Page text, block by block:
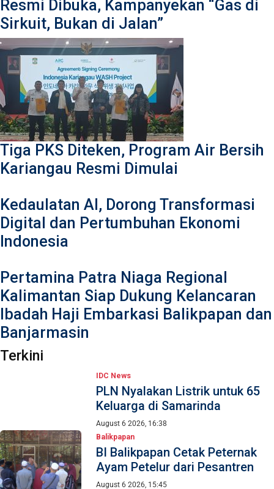
Resmi Dibuka, Kampanyekan “Gas di
Sirkuit, Bukan di Jalan”
Tiga PKS Diteken, Program Air Bersih
Kariangau Resmi Dimulai
Kedaulatan AI, Dorong Transformasi
Digital dan Pertumbuhan Ekonomi
Indonesia
Pertamina Patra Niaga Regional
Kalimantan Siap Dukung Kelancaran
Ibadah Haji Embarkasi Balikpapan dan
Banjarmasin
Terkini
IDC News
PLN Nyalakan Listrik untuk 65
Keluarga di Samarinda
August 6 2026, 16:38
Balikpapan
BI Balikpapan Cetak Peternak
Ayam Petelur dari Pesantren
August 6 2026, 15:45